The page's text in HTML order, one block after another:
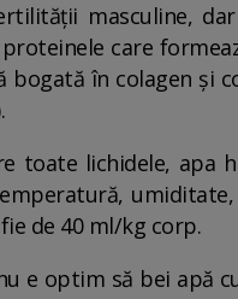
masculine,
care
bogată în colagen și
toate lichidele, apa
de 40 ml/kg corp.
e optim să bei apă